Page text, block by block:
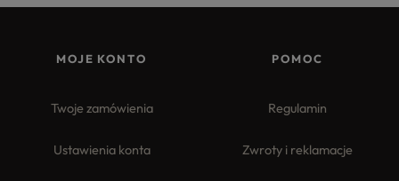
MOJE KONTO
Twoje zamówienia
Ustawienia konta
POMOC
Regulamin
Zwroty i reklamacje